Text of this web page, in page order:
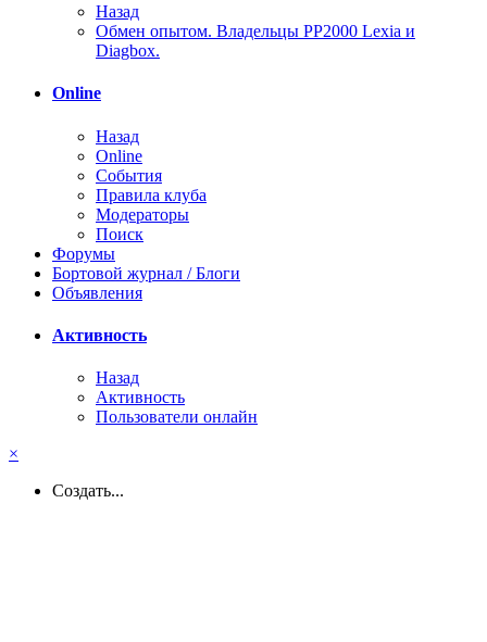
Назад
Обмен опытом. Владельцы PP2000 Lexia и
Diagbox.
Online
Назад
Online
События
Правила клуба
Модераторы
Поиск
Форумы
Бортовой журнал / Блоги
Объявления
Активность
Назад
Активность
Пользователи онлайн
×
Создать...